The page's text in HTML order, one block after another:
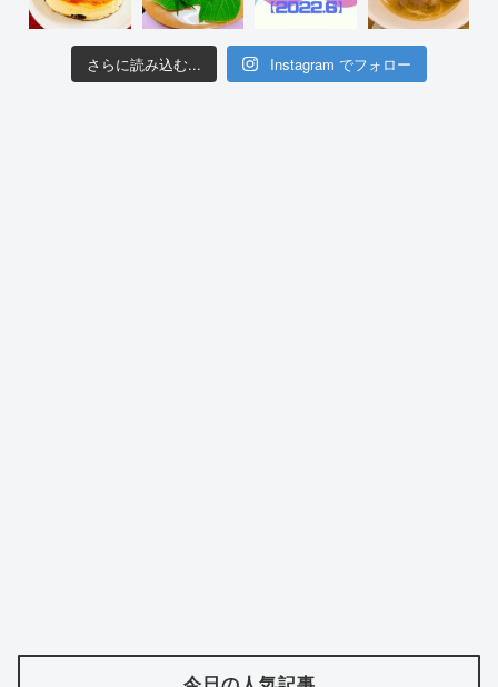
さらに読み込む... Instagram でフォロー